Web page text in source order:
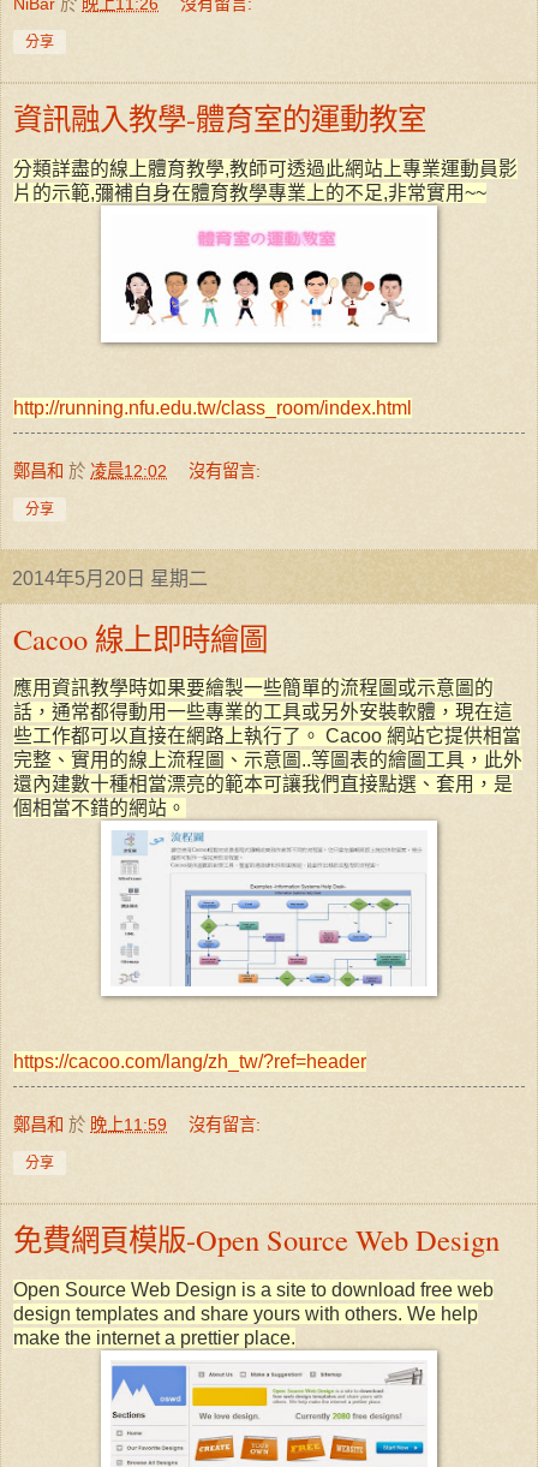
分享
資訊融入教學-體育室的運動教室
分類詳盡的線上體育教學,教師可透過此網站上專業運動員影
片的示範,彌補自身在體育教學專業上的不足,非常實用~~
http://running.nfu.edu.tw/class_room/index.html
鄭昌和 於 凌晨12:02 沒有留言:
分享
2014年5月20日 星期二
Cacoo 線上即時繪圖
應用資訊教學時如果要繪製一些簡單的流程圖或示意圖的
話，通常都得動用一些專業的工具或另外安裝軟體，現在這
些工作都可以直接在網路上執行了。 Cacoo 網站它提供相當
完整、實用的線上流程圖、示意圖..等圖表的繪圖工具，此外
還內建數十種相當漂亮的範本可讓我們直接點選、套用，是
個相當不錯的網站。
https://cacoo.com/lang/zh_tw/?ref=header
鄭昌和 於 晚上11:59 沒有留言:
分享
免費網頁模版-Open Source Web Design
Open Source Web Design is a site to download free web
design templates and share yours with others. We help
make the internet a prettier place.